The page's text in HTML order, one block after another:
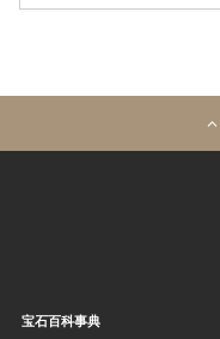
宝石百科事典